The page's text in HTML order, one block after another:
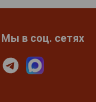
Мы в соц. сетях